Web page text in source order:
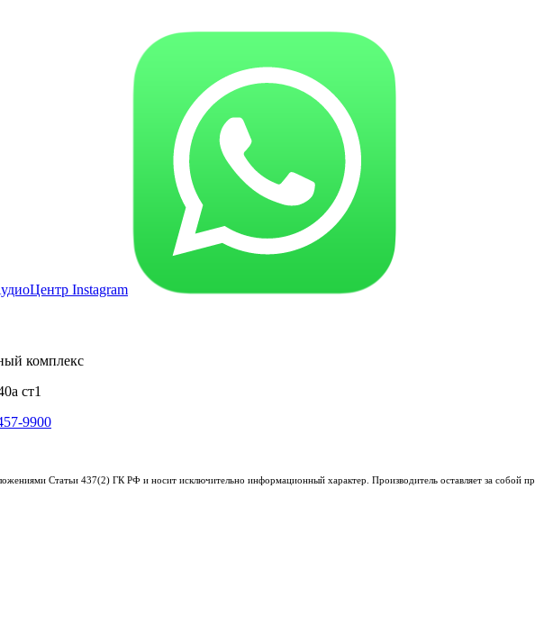
комплекс
ст1
9900
Статьи 437(2) ГК РФ и носит исключительно информационный характер. Производитель оставляет за собой